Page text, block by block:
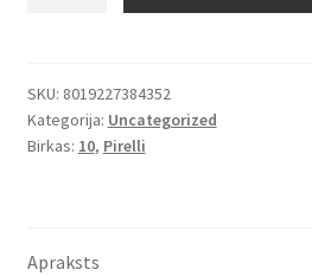
-
10
53L
SKU: 8019227384352
Kategorija: Uncategorized
Birkas: 10, Pirelli
Apraksts